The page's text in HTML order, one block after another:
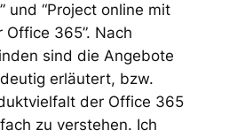
und “Project online mit
Office 365”. Nach
sind die Angebote
erläutert, bzw.
der Office 365
zu verstehen. Ich